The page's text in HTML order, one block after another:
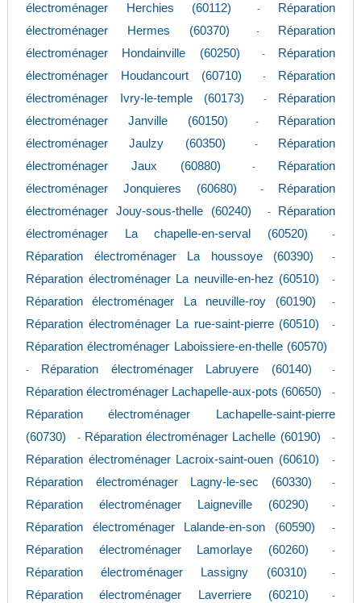
électroménager Herchies (60112)
-
Réparation
électroménager Hermes (60370)
-
Réparation
électroménager Hondainville (60250)
-
Réparation
électroménager Houdancourt (60710)
-
Réparation
électroménager Ivry-le-temple (60173)
-
Réparation
électroménager Janville (60150)
-
Réparation
électroménager Jaulzy (60350)
-
Réparation
électroménager Jaux (60880)
-
Réparation
électroménager Jonquieres (60680)
-
Réparation
électroménager Jouy-sous-thelle (60240)
-
Réparation
électroménager La chapelle-en-serval (60520)
-
Réparation électroménager La houssoye (60390) -
Réparation électroménager La neuville-en-hez (60510) -
Réparation électroménager La neuville-roy (60190) -
Réparation électroménager La rue-saint-pierre (60510) -
Réparation électroménager Laboissiere-en-thelle (60570)
- Réparation électroménager Labruyere (60140) -
Réparation électroménager Lachapelle-aux-pots (60650) -
Réparation électroménager Lachapelle-saint-pierre
(60730)
- Réparation électroménager Lachelle (60190) -
Réparation électroménager Lacroix-saint-ouen (60610) -
Réparation électroménager Lagny-le-sec (60330) -
Réparation électroménager Laigneville (60290) -
Réparation électroménager Lalande-en-son (60590) -
Réparation électroménager Lamorlaye (60260) -
Réparation électroménager Lassigny (60310) -
Réparation électroménager Laverriere (60210) -